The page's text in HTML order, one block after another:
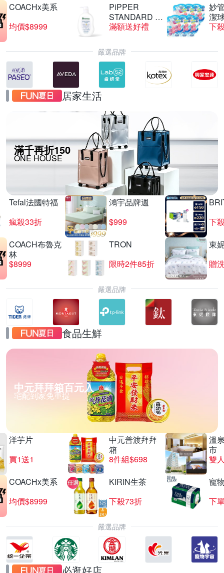
COACHx美系
均價$8999
PiPPER
STANDARD 沛
柏
滿額送好禮
妙
潔
下
嚴選品牌
居家生活
滿千再折150
ONE HOUSE
Tefal法國特福
瘋殺33折
鴻宇品牌週
$999
下
COACH布魯克
林
$8999
TRON
限時2件85折
東
贈
嚴選品牌
食品生鮮
中元拜拜箱百元入
宅配到家免重提
洋芋片
買1送1
中元普渡拜拜
箱
8件組$698
溫
市
COACHx美系
均價$8999
KIRIN生茶
下殺73折
寵
下
嚴選品牌